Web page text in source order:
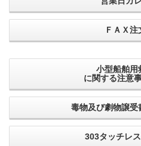
ＦＡＸ注
小型船舶用
に関する注意
毒物及び劇物譲受
303タッチレ